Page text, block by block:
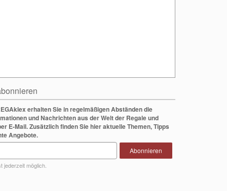
erhalten Sie in regelmäßigen Abständen die
und Nachrichten aus der Welt der Regale und
E-Mail. Zusätzlich finden Sie hier aktuelle Themen, Tipps
Angebote.
jederzeit möglich.
Abonnieren